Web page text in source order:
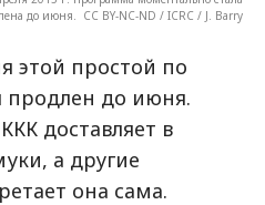
до июня. CC BY-NC-ND / ICRC / J. Barry
этой простой по
до июня.
доставляет в
а другие
она сама.